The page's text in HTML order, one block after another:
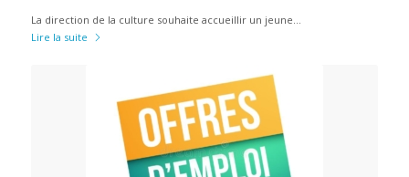
La direction de la culture souhaite accueillir un jeune…
Lire la suite